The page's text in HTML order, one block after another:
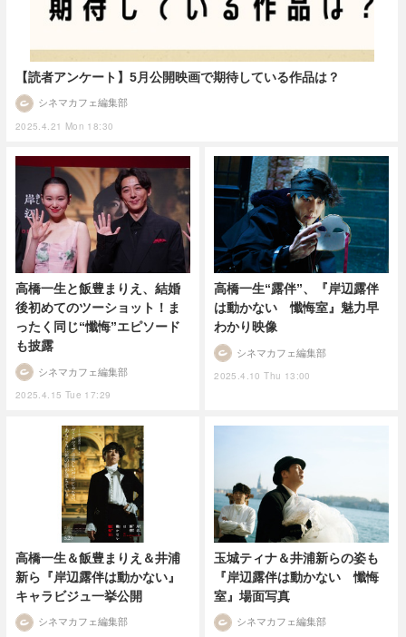
【読者アンケート】5月公開映画で期待している作品は？
2025.4.21 Mon 18:30
シネマカフェ編集部
高橋一生と飯豊まりえ、結婚
後初めてのツーショット！ま
ったく同じ“懺悔”エピソード
も披露
2025.4.15 Tue 17:29
シネマカフェ編集部
高橋一生“露伴”、『岸辺露伴
は動かない 懺悔室』魅力早
わかり映像
2025.4.10 Thu 13:00
シネマカフェ編集部
高橋一生＆飯豊まりえ＆井浦
新ら『岸辺露伴は動かない』
キャラビジュ一挙公開
シネマカフェ編集部
玉城ティナ＆井浦新らの姿も
『岸辺露伴は動かない 懺悔
室』場面写真
シネマカフェ編集部